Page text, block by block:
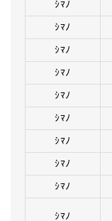
ｼﾏﾉ
ｼﾏﾉ
ｼﾏﾉ
ｼﾏﾉ
ｼﾏﾉ
ｼﾏﾉ
ｼﾏﾉ
ｼﾏﾉ
ｼﾏﾉ
ｼﾏﾉ